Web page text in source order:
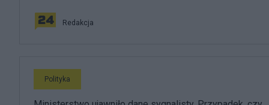
Redakcja
Polityka